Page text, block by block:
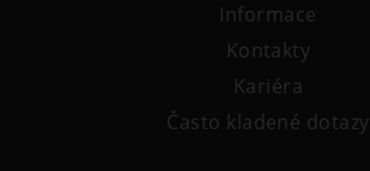
Informace
Kontakty
Kariéra
Často kladené dotazy